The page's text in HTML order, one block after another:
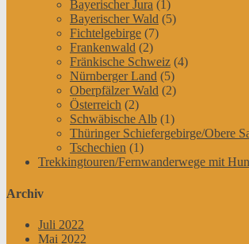
Bayerischer Jura (1)
Bayerischer Wald (5)
Fichtelgebirge (7)
Frankenwald (2)
Fränkische Schweiz (4)
Nürnberger Land (5)
Oberpfälzer Wald (2)
Österreich (2)
Schwäbische Alb (1)
Thüringer Schiefergebirge/Obere
Tschechien (1)
Trekkingtouren/Fernwanderwege mit
Archiv
Juli 2022
Mai 2022